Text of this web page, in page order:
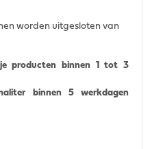
worden uitgesloten van
producten binnen 1 tot 3
binnen 5 werkdagen